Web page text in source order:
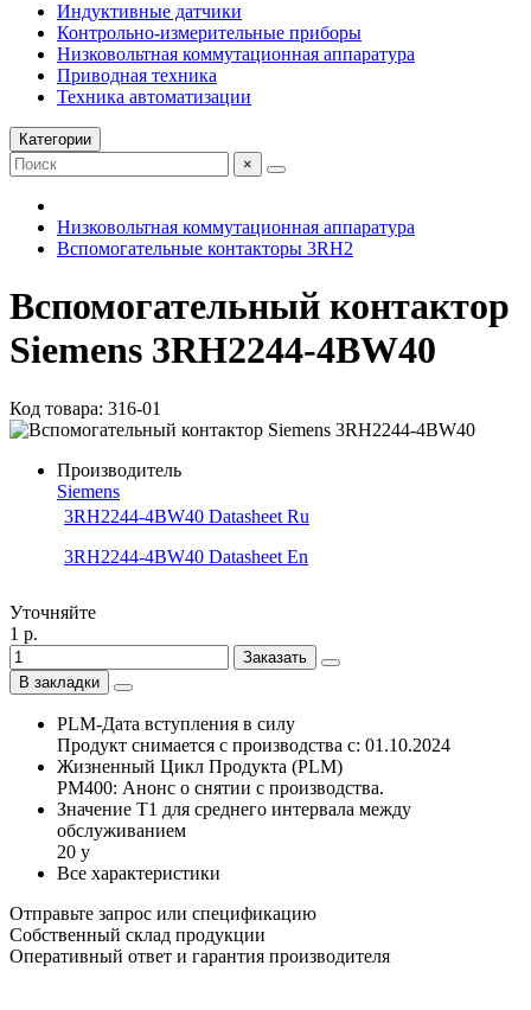
Индуктивные датчики
Контрольно-измерительные приборы
Низковольтная коммутационная аппаратура
Приводная техника
Техника автоматизации
Категории
×
Низковольтная коммутационная аппаратура
Вспомогательные контакторы 3RH2
Вспомогательный контактор
Siemens 3RH2244-4BW40
Код товара: 316-01
Производитель
Siemens
3RH2244-4BW40 Datasheet Ru
3RH2244-4BW40 Datasheet En
Уточняйте
1 р.
Заказать
В закладки
PLM-Дата вступления в силу
Продукт снимается с производства с: 01.10.2024
Жизненный Цикл Продукта (PLM)
PM400: Анонс о снятии с производства.
Значение Т1 для среднего интервала между
обслуживанием
20 y
Все характеристики
Отправьте запрос или спецификацию
Собственный склад продукции
Оперативный ответ и гарантия производителя